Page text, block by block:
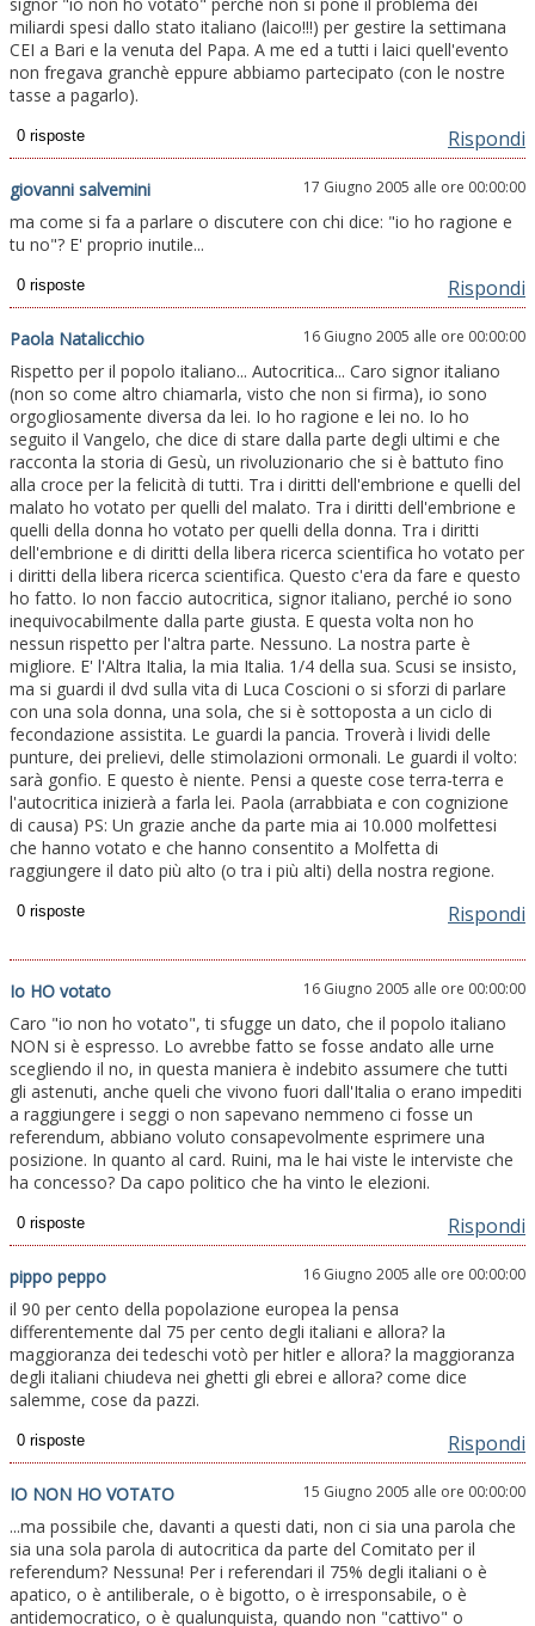
miliardi spesi dallo stato italiano (laico!!!) per gestire la settimana
CEI a Bari e la venuta del Papa. A me ed a tutti i laici quell'evento
non fregava granchè eppure abbiamo partecipato (con le nostre
tasse a pagarlo).
Rispondi
giovanni salvemini 17 Giugno 2005 alle ore 00:00:00
ma come si fa a parlare o discutere con chi dice: "io ho ragione e
tu no"? E' proprio inutile...
Rispondi
Paola Natalicchio 16 Giugno 2005 alle ore 00:00:00
Rispetto per il popolo italiano... Autocritica... Caro signor italiano
(non so come altro chiamarla, visto che non si firma), io sono
orgogliosamente diversa da lei. Io ho ragione e lei no. Io ho
seguito il Vangelo, che dice di stare dalla parte degli ultimi e che
racconta la storia di Gesù, un rivoluzionario che si è battuto fino
alla croce per la felicità di tutti. Tra i diritti dell'embrione e quelli del
malato ho votato per quelli del malato. Tra i diritti dell'embrione e
quelli della donna ho votato per quelli della donna. Tra i diritti
dell'embrione e di diritti della libera ricerca scientifica ho votato per
i diritti della libera ricerca scientifica. Questo c'era da fare e questo
ho fatto. Io non faccio autocritica, signor italiano, perché io sono
inequivocabilmente dalla parte giusta. E questa volta non ho
nessun rispetto per l'altra parte. Nessuno. La nostra parte è
migliore. E' l'Altra Italia, la mia Italia. 1/4 della sua. Scusi se insisto,
ma si guardi il dvd sulla vita di Luca Coscioni o si sforzi di parlare
con una sola donna, una sola, che si è sottoposta a un ciclo di
fecondazione assistita. Le guardi la pancia. Troverà i lividi delle
punture, dei prelievi, delle stimolazioni ormonali. Le guardi il volto:
sarà gonfio. E questo è niente. Pensi a queste cose terra-terra e
l'autocritica inizierà a farla lei. Paola (arrabbiata e con cognizione
di causa) PS: Un grazie anche da parte mia ai 10.000 molfettesi
che hanno votato e che hanno consentito a Molfetta di
raggiungere il dato più alto (o tra i più alti) della nostra regione.
Rispondi
Io HO votato 16 Giugno 2005 alle ore 00:00:00
Caro "io non ho votato", ti sfugge un dato, che il popolo italiano
NON si è espresso. Lo avrebbe fatto se fosse andato alle urne
scegliendo il no, in questa maniera è indebito assumere che tutti
gli astenuti, anche queli che vivono fuori dall'Italia o erano impediti
a raggiungere i seggi o non sapevano nemmeno ci fosse un
referendum, abbiano voluto consapevolmente esprimere una
posizione. In quanto al card. Ruini, ma le hai viste le interviste che
ha concesso? Da capo politico che ha vinto le elezioni.
Rispondi
pippo peppo 16 Giugno 2005 alle ore 00:00:00
il 90 per cento della popolazione europea la pensa
differentemente dal 75 per cento degli italiani e allora? la
maggioranza dei tedeschi votò per hitler e allora? la maggioranza
degli italiani chiudeva nei ghetti gli ebrei e allora? come dice
salemme, cose da pazzi.
Rispondi
IO NON HO VOTATO 15 Giugno 2005 alle ore 00:00:00
...ma possibile che, davanti a questi dati, non ci sia una parola che
sia una sola parola di autocritica da parte del Comitato per il
referendum? Nessuna! Per i referendari il 75% degli italiani o è
apatico, o è antiliberale, o è bigotto, o è irresponsabile, o è
antidemocratico, o è qualunquista, quando non "cattivo" o